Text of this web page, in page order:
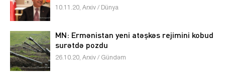
10.11.20, Arxiv / Dünya
MN: Ermənistan yeni atəşkəs rejimini kobud
surətdə pozdu
26.10.20, Arxiv / Gündəm